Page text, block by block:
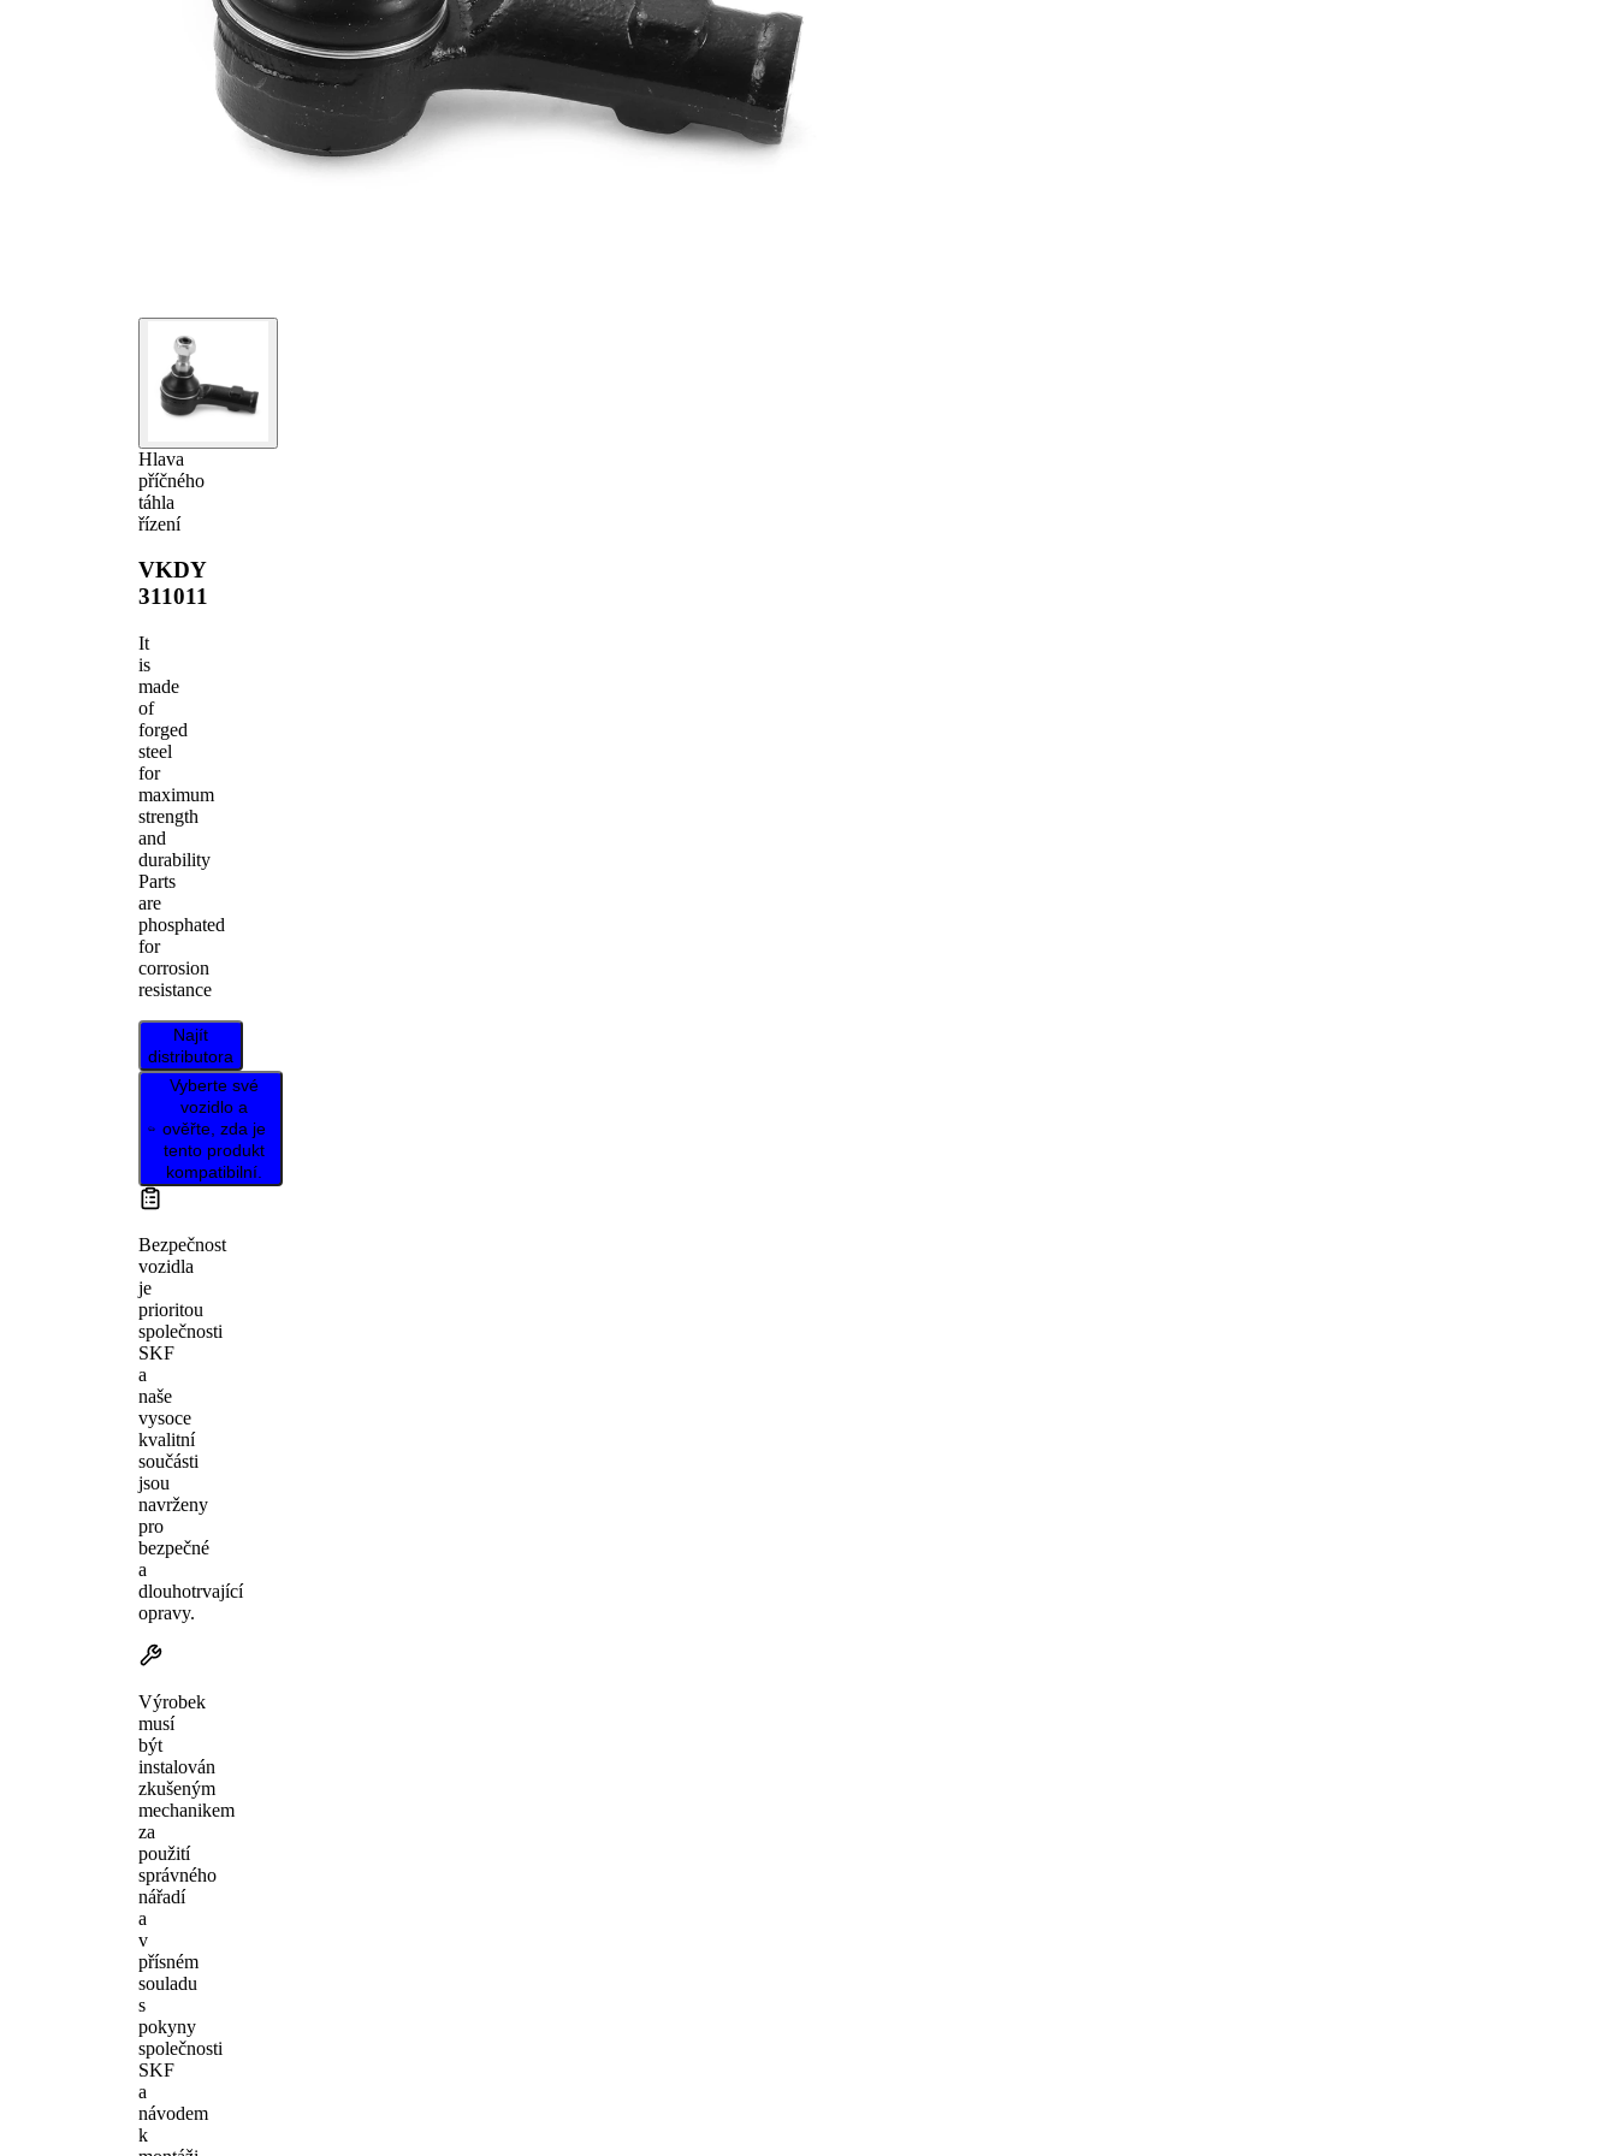
Hlava
příčného
táhla
řízení
VKDY
311011
It
is
made
of
forged
steel
for
maximum
strength
and
durability
Parts
are
phosphated
for
corrosion
resistance
Najít
distributora
Vyberte své
vozidlo a
ověřte, zda je
tento produkt
kompatibilní.
Bezpečnost
vozidla
je
prioritou
společnosti
SKF
a
naše
vysoce
kvalitní
součásti
jsou
navrženy
pro
bezpečné
a
dlouhotrvající
opravy.
Výrobek
musí
být
instalován
zkušeným
mechanikem
za
použití
správného
nářadí
a
v
přísném
souladu
s
pokyny
společnosti
SKF
a
návodem
k